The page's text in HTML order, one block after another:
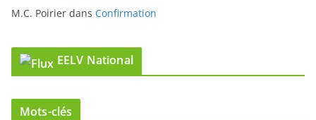
M.C. Poirier dans Confirmation
EELV National
Mots-clés